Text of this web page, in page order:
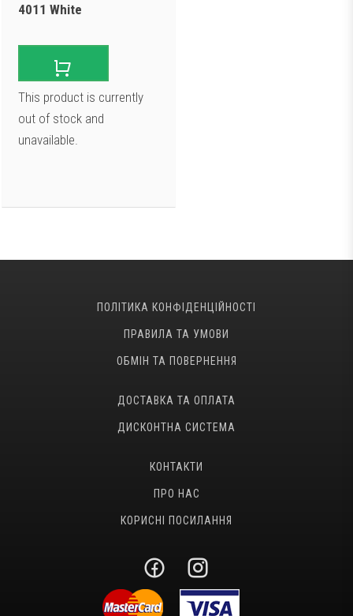
4011 White
This product is currently
out of stock and
unavailable.
ПОЛІТИКА КОНФІДЕНЦІЙНОСТІ
ПРАВИЛА ТА УМОВИ
ОБМІН ТА ПОВЕРНЕННЯ
ДОСТАВКА ТА ОПЛАТА
ДИСКОНТНА СИСТЕМА
КОНТАКТИ
ПРО НАС
КОРИСНІ ПОСИЛАННЯ